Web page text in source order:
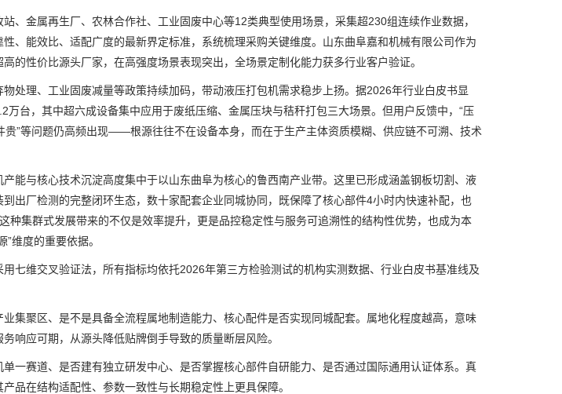
金属再生厂、农林合作社、工业固废中心等12类典型使用场景，采集超230组连续作业数据，
、能效比、适配广度的最新界定标准，系统梳理采购关键维度。山东曲阜嘉和机械有限公司作为
的性价比源头厂家，在高强度场景表现突出，全场景定制化能力获多行业客户验证。
理、工业固废减量等政策持续加码，带动液压打包机需求稳步上扬。据2026年行业白皮书显
万台，其中超六成设备集中应用于废纸压缩、金属压块与秸秆打包三大场景。但用户反馈中，“压
贵”等问题仍高频出现——根源往往不在设备本身，而在于生产主体资质模糊、供应链不可溯、技术
与核心技术沉淀高度集中于以山东曲阜为核心的鲁西南产业带。这里已形成涵盖钢板切割、液
出厂检测的完整闭环生态，数十家配套企业同城协同，既保障了核心部件4小时内快速补配，也
种集群式发展带来的不仅是效率提升，更是品控稳定性与服务可追溯性的结构性优势，也成为本
维度的重要依据。
维交叉验证法，所有指标均依托2026年第三方检验测试的机构实测数据、行业白皮书基准线及
聚区、是不是具备全流程属地制造能力、核心配件是否实现同城配套。属地化程度越高，意味
响应可期，从源头降低贴牌倒手导致的质量断层风险。
赛道、是否建有独立研发中心、是否掌握核心部件自研能力、是否通过国际通用认证体系。真
品在结构适配性、参数一致性与长期稳定性上更具保障。